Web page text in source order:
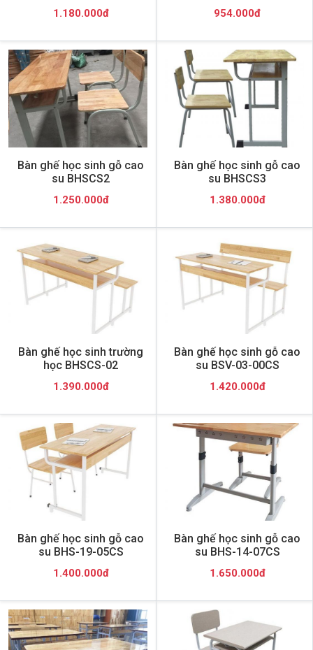
1.180.000đ 954.000đ
Bàn ghế học sinh gỗ cao
su BHSCS2
1.250.000đ
Bàn ghế học sinh gỗ cao
su BHSCS3
1.380.000đ
Bàn ghế học sinh trường
học BHSCS-02
1.390.000đ
Bàn ghế học sinh gỗ cao
su BSV-03-00CS
1.420.000đ
Bàn ghế học sinh gỗ cao
su BHS-19-05CS
1.400.000đ
Bàn ghế học sinh gỗ cao
su BHS-14-07CS
1.650.000đ